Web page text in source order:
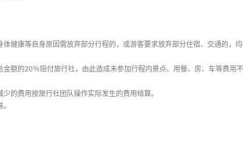
健康等自身原因需放弃部分行程的，或游客要求放弃部分住宿、交通的，
额的20％赔付旅行社，由此造成未参加行程内景点、用餐、房、车等费用
的费用按旅行社团队操作实际发生的费用结算。